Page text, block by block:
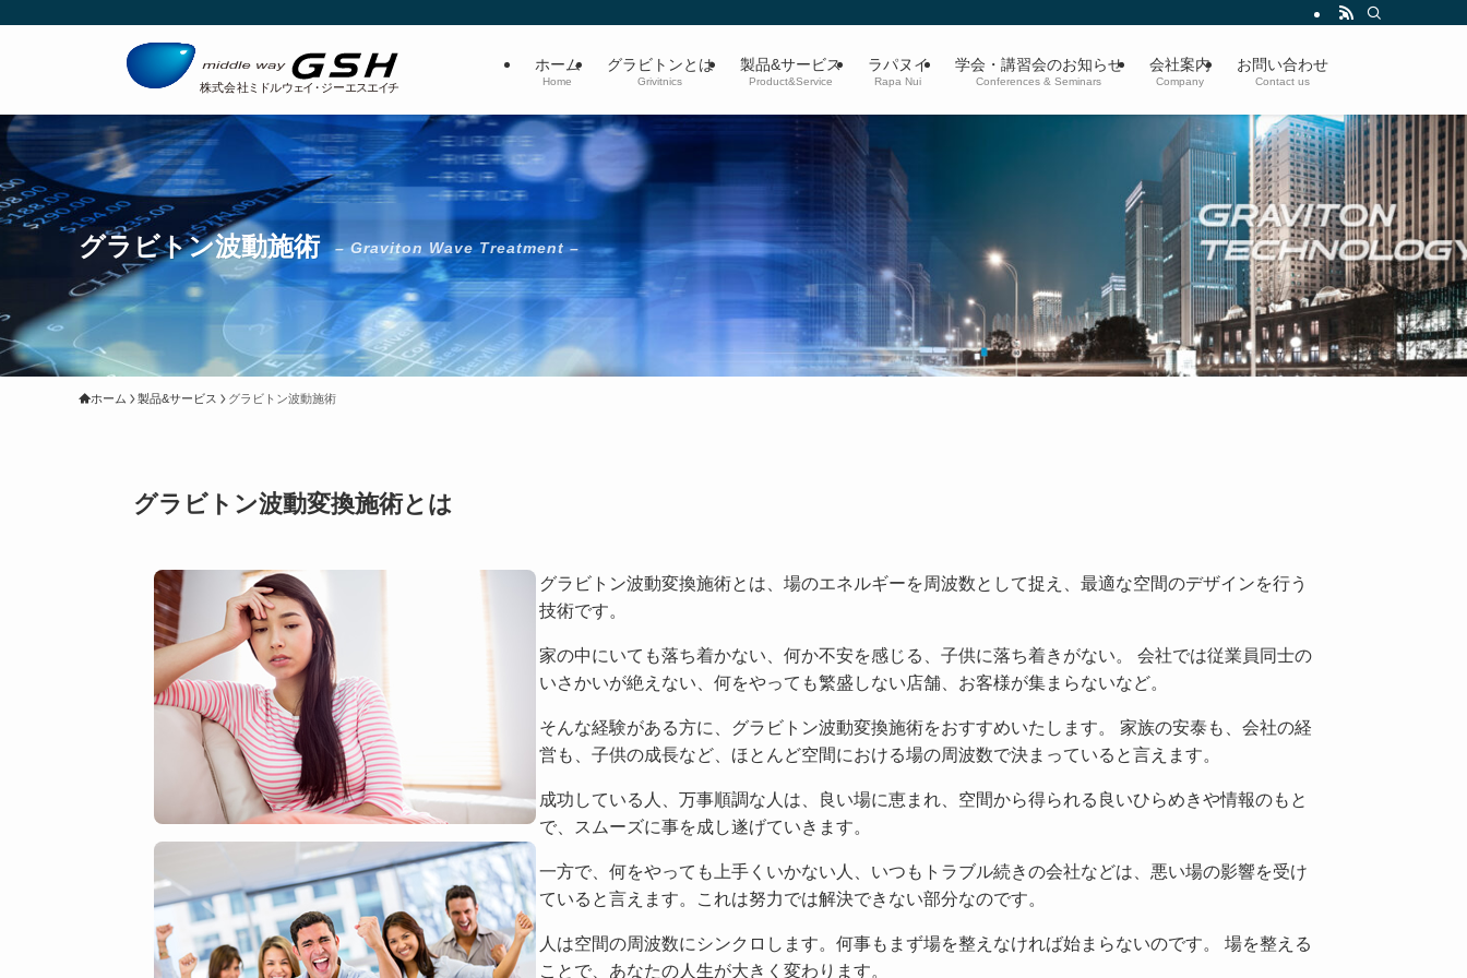
ホーム
Home
グラビトンとは
Grivitnics
製品&サービス
Product&Service
ラパヌイ
Rapa Nui
学会・講習会のお知らせ
Conferences & Seminars
会社案内
Company
お問い合わせ
Contact us
グラビトン波動施術 – Graviton Wave Treatment –
ホーム 製品&サービス グラビトン波動施術
グラビトン波動変換施術とは
グラビトン波動変換施術とは、場のエネルギーを周波数として捉え、最適な空間のデザインを行う
技術です。
家の中にいても落ち着かない、何か不安を感じる、子供に落ち着きがない。 会社では従業員同士の
いさかいが絶えない、何をやっても繁盛しない店舗、お客様が集まらないなど。
そんな経験がある方に、グラビトン波動変換施術をおすすめいたします。 家族の安泰も、会社の経
営も、子供の成長など、ほとんど空間における場の周波数で決まっていると言えます。
成功している人、万事順調な人は、良い場に恵まれ、空間から得られる良いひらめきや情報のもと
で、スムーズに事を成し遂げていきます。
一方で、何をやっても上手くいかない人、いつもトラブル続きの会社などは、悪い場の影響を受け
ていると言えます。これは努力では解決できない部分なのです。
人は空間の周波数にシンクロします。何事もまず場を整えなければ始まらないのです。 場を整える
ことで、あなたの人生が大きく変わります。